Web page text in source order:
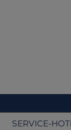
SERVICE-